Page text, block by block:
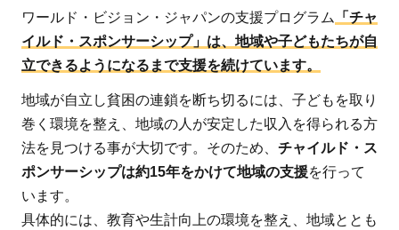
長期
支援
プロ
グラ
ム
1.2
すす
ワールド・ビジョン・ジャパンの支援プログラム
「チャ
イルド・スポンサーシップ」は、地域や子どもたちが自
立できるようになるまで支援を続けています。
地域が自立し貧困の連鎖を断ち切るには、子どもを取り
巻く環境を整え、地域の人が安定した収入を得られる方
法を見つける事が大切です。そのため、 チャイルド・ス
ポンサーシップは約15年をかけて地域の支援を行って
います。
具体的には、教育や生計向上の環境を整え、地域ととも